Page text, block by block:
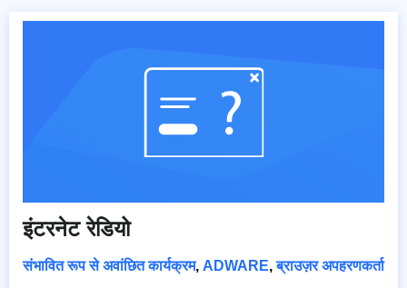
इंटरनेट रेडियो
संभावित रूप से अवांछित कार्यक्रम, ADWARE,ब्राउज़र अपहरणकर्ता